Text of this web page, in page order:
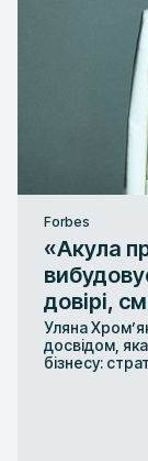
Forbes
«Акула
довірі,
Уляна
досвідом,
бізнесу: